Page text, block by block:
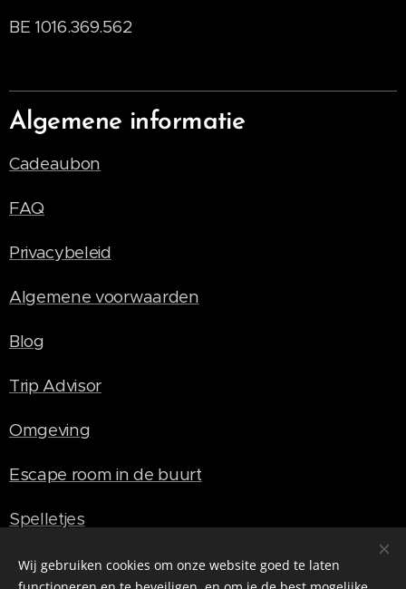
BE 1016.369.562
Algemene informatie
Cadeaubon
FAQ
Privacybeleid
Algemene voorwaarden
Blog
Trip Advisor
Omgeving
Escape room in de buurt
Spelletjes
Wij gebruiken cookies om onze website goed te laten